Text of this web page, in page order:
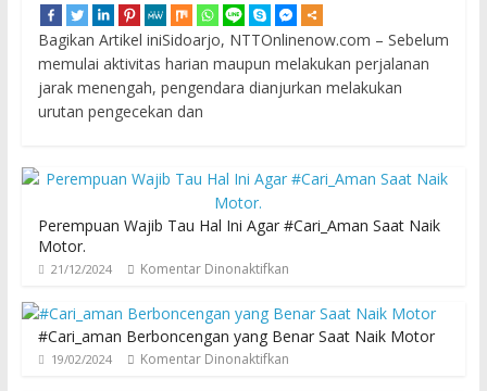
Bagikan Artikel iniSidoarjo, NTTOnlinenow.com – Sebelum
memulai aktivitas harian maupun melakukan perjalanan
jarak menengah, pengendara dianjurkan melakukan
urutan pengecekan dan
Perempuan Wajib Tau Hal Ini Agar #Cari_Aman Saat Naik
Motor.
21/12/2024 Komentar Dinonaktifkan
#Cari_aman Berboncengan yang Benar Saat Naik Motor
19/02/2024 Komentar Dinonaktifkan